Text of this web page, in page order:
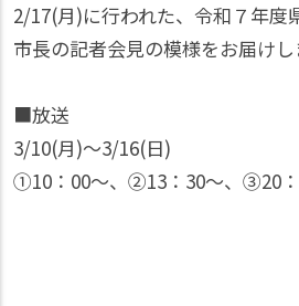
2/17(月)に行われた、令和７年度
市長の記者会見の模様をお届けし
■放送
3/10(月)〜3/16(日)
①10：00〜、②13：30〜、③20